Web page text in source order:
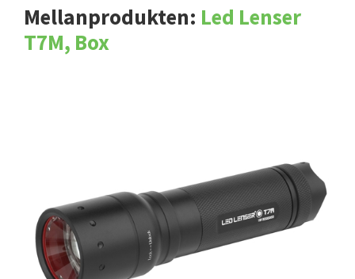
Mellanprodukten: Led Lenser
T7M, Box